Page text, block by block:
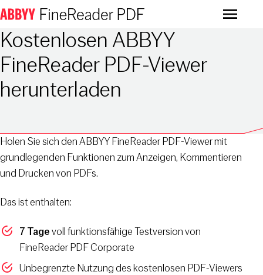
Menu
Kostenlosen ABBYY
FineReader PDF-Viewer
herunterladen
Holen Sie sich den ABBYY FineReader PDF-Viewer mit
grundlegenden Funktionen zum Anzeigen, Kommentieren
und Drucken von PDFs.
Das ist enthalten:
7 Tagevoll funktionsfähige Testversion von
FineReader PDF Corporate
Unbegrenzte Nutzung des kostenlosen PDF-Viewers